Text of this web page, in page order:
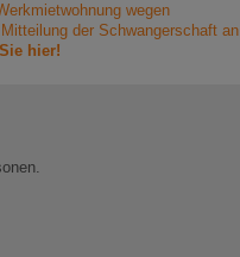
wegen
Mitteilung der Schwangerschaft an
hier!